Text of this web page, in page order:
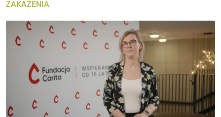
ZAKAŻENIA